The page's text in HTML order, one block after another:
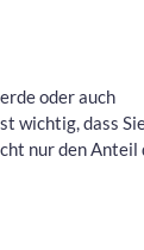
oder auch
wichtig, dass
nur den Anteil